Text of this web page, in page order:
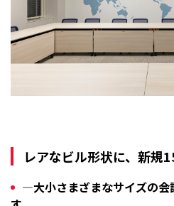
レアなビル形状に、新規
―大小さまざまなサイズの会